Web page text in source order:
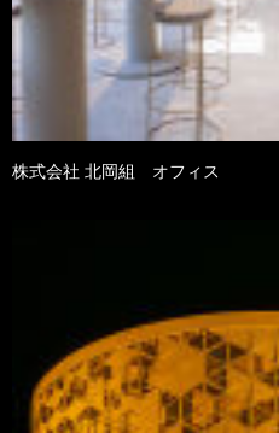
株式会社 北岡組 オフィス